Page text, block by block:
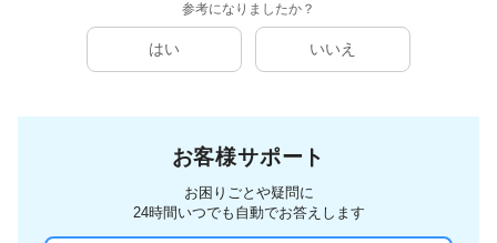
参考になりましたか？
はい いいえ
お客様サポート
お困りごとや疑問に
24時間いつでも自動でお答えします